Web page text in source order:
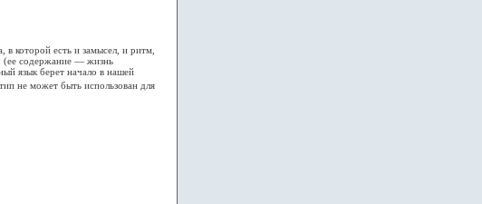
которой есть и замысел, и ритм,
(ее содержание — жизнь
язык берет начало в нашей
не может быть использован для